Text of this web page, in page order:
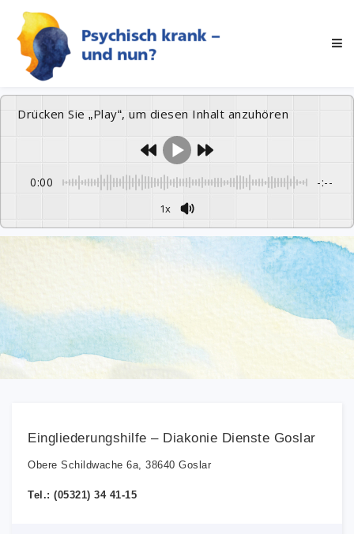
Drücken Sie „Play“, um diesen Inhalt anzuhören
0:00 -:--
1x
Eingliederungshilfe – Diakonie Dienste Goslar
Obere Schildwache 6a, 38640 Goslar
Tel.: (05321) 34 41-15